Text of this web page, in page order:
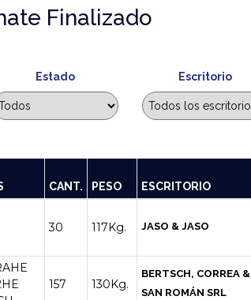
Finalizado
Estado Escritorio
CANT. PESO ESCRITORIO
30 117Kg. JASO & JASO
157 130Kg.
BERTSCH, CORREA &
SAN ROMÁN SRL